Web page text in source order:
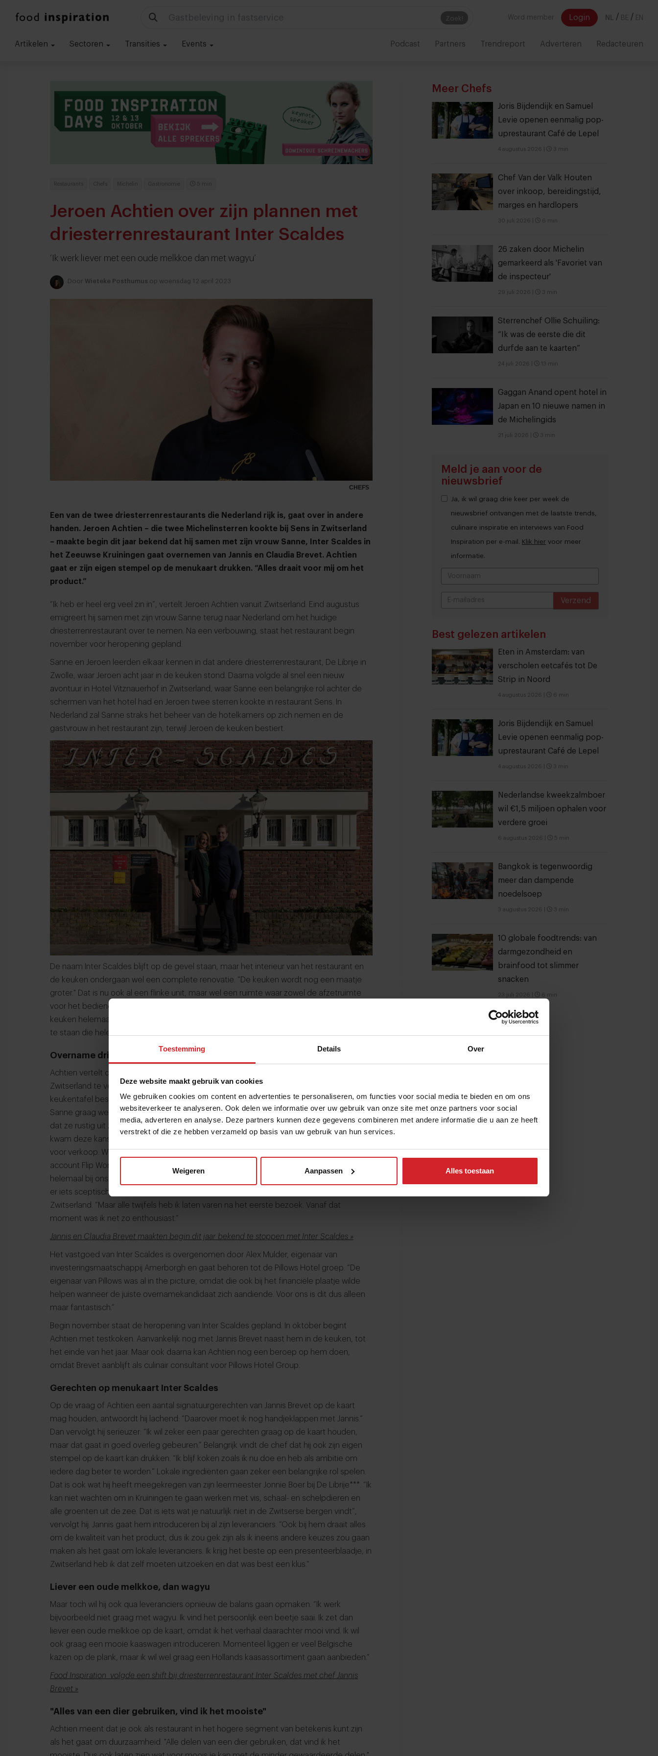
Toestemming Details Over
Deze website maakt gebruik van cookies
We gebruiken cookies om content en advertenties te personaliseren, om functies voor social media te bieden en om ons
websiteverkeer te analyseren. Ook delen we informatie over uw gebruik van onze site met onze partners voor social
media, adverteren en analyse. Deze partners kunnen deze gegevens combineren met andere informatie die u aan ze heeft
verstrekt of die ze hebben verzameld op basis van uw gebruik van hun services.
Weigeren Aanpassen Alles toestaan
Zoek!
Technologie in foodservice Word member Login NL / BE / EN
Artikelen Sectoren Transities Events Podcast Partners Trendreport Adverteren Redacteuren
Restaurants Chefs Michelin Gastronomie 5 min
Jeroen Achtien over zijn plannen met
driesterrenrestaurant Inter Scaldes
‘Ik werk liever met een oude melkkoe dan met wagyu’
Door Wieteke Posthumus op woensdag 12 april 2023
CHEFS
Een van de twee driesterrenrestaurants die Nederland rijk is, gaat over in andere
handen. Jeroen Achtien – die twee Michelinsterren kookte bij Sens in Zwitserland
– maakte begin dit jaar bekend dat hij samen met zijn vrouw Sanne, Inter Scaldes in
het Zeeuwse Kruiningen gaat overnemen van Jannis en Claudia Brevet. Achtien
gaat er zijn eigen stempel op de menukaart drukken. “Alles draait voor mij om het
product.”
“Ik heb er heel erg veel zin in”, vertelt Jeroen Achtien vanuit Zwitserland. Eind augustus
emigreert hij samen met zijn vrouw Sanne terug naar Nederland om het huidige
driesterrenrestaurant over te nemen. Na een verbouwing, staat het restaurant begin
november voor heropening gepland.
Sanne en Jeroen leerden elkaar kennen in dat andere driesterrenrestaurant, De Librije in
Zwolle, waar Jeroen acht jaar in de keuken stond. Daarna volgde al snel een nieuw
avontuur in Hotel Vitznauerhof in Zwitserland, waar Sanne een belangrijke rol achter de
schermen van het hotel had en Jeroen twee sterren kookte in restaurant Sens. In
Nederland zal Sanne straks het beheer van de hotelkamers op zich nemen en de
gastvrouw in het restaurant zijn, terwijl Jeroen de keuken bestiert.
De naam Inter Scaldes blijft op de gevel staan, maar het interieur van het restaurant en
de keuken ondergaan wel een complete renovatie. “De keuken wordt nog een maatje
groter." Dat is nu ook al een flinke unit, maar wel een ruimte waar zowel de afzetruimte
voor het bedienend personeel en de spoelruimte in zijn opgenomen. “Ik heb de nieuwe
keuken helemaal zelf ingetekend. Fantastisch natuurlijk dat ik straks in een keuken kom
te staan die helemaal naar wens is.”
Overname driesterrenrestaurant Inter Scaldes
Achtien vertelt dat Inter Scaldes bij toeval op hun pad kwam. “Het was niet ons doel om
Zwitserland te verlaten. We hebben het hier naar ons zin.” Wel was al eens aan de
keukentafel besproken om binnen een aantal jaar terug te gaan naar Nederland, omdat
Sanne graag weer dichter bij vrienden en familie wilde wonen. Daarop werd afgesproken
dat ze rustig uit zouden kijken naar een nieuwe uitdaging in Nederland. Heel kort daarna
kwam deze kans op hun pad. "We wisten niet dat Jannis en Claudia Brevet open stonden
voor verkoop. Wij hoorden het van Flip.” (Flip Dejaeghere, bekend van zijn Instagram-
account Flip World Foodie, red.) “We kennen elkaar goed en hij vond dit restaurant
helemaal bij ons passen.” Sanne’s eerste reactie? “Dit moeten we doen.” De chef stond
er iets sceptisch tegenover – ze hadden immers ook zoveel moois opgebouwd in
Zwitserland. “Maar alle twijfels heb ik laten varen na het eerste bezoek. Vanaf dat
moment was ik net zo enthousiast.”
Jannis en Claudia Brevet maakten begin dit jaar bekend te stoppen met Inter Scaldes »
Het vastgoed van Inter Scaldes is overgenomen door Alex Mulder, eigenaar van
investeringsmaatschappij Amerborgh en gaat behoren tot de Pillows Hotel groep. “De
eigenaar van Pillows was al in the picture, omdat die ook bij het financiële plaatje wilde
helpen wanneer de juiste overnamekandidaat zich aandiende. Voor ons is dit dus alleen
maar fantastisch.”
Begin november staat de heropening van Inter Scaldes gepland. In oktober begint
Achtien met testkoken. Aanvankelijk nog met Jannis Brevet naast hem in de keuken, tot
het einde van het jaar. Maar ook daarna kan Achtien nog een beroep op hem doen,
omdat Brevet aanblijft als culinair consultant voor Pillows Hotel Group.
Gerechten op menukaart Inter Scaldes
Op de vraag of Achtien een aantal signatuurgerechten van Jannis Brevet op de kaart
mag houden, antwoordt hij lachend: “Daarover moet ik nog handjeklappen met Jannis.”
Dan vervolgt hij serieuzer: “Ik wil zeker een paar gerechten graag op de kaart houden,
maar dat gaat in goed overleg gebeuren.” Belangrijk vindt de chef dat hij ook zijn eigen
stempel op de kaart kan drukken. “Ik blijf koken zoals ik nu doe en heb als ambitie om
iedere dag beter te worden.” Lokale ingrediënten gaan zeker een belangrijke rol spelen.
Dat is ook wat hij heeft meegekregen van zijn leermeester Jonnie Boer bij De Librije***. “Ik
kan niet wachten om in Kruiningen te gaan werken met vis, schaal- en schelpdieren en
alle groenten uit de zee. Dat is iets wat je natuurlijk niet in de Zwitserse bergen vindt”,
vervolgt hij. Jannis gaat hem introduceren bij al zijn leveranciers. “Ook bij hem draait alles
om de kwaliteit van het product, dus ik zou gek zijn als ik ineens andere keuzes zou gaan
maken als het gaat om lokale leveranciers. Ik krijg het beste op een presenteerblaadje, in
Zwitserland heb ik dat zelf moeten uitzoeken en dat was best een klus.”
Liever een oude melkkoe, dan wagyu
Maar toch wil hij ook qua leveranciers opnieuw de balans gaan opmaken. “Ik werk
bijvoorbeeld niet graag met wagyu. Ik vind het persoonlijk een beetje saai. Ik zet dan
liever een oude melkkoe op de kaart, omdat ik het verhaal daarachter mooi vind. Ik wil
ook graag een mooie kaaswagen introduceren. Momenteel liggen er veel Belgische
kazen op de plank, maar ik wil wel graag een Hollands kaasassortiment gaan aanbieden.”
Food Inspiration volgde een shift bij driesterrenrestaurant Inter Scaldes met chef Jannis
Brevet »
"Alles van een dier gebruiken, vind ik het mooiste"
Achtien meent dat je ook als restaurant in het hogere segment van betekenis kunt zijn
als het gaat om duurzaamheid. "Alle delen van een dier gebruiken, dat vind ik het
Meer Chefs
Joris Bijdendijk en Samuel
Levie openen eenmalig pop-
uprestaurant Café de Lepel
4 augustus 2026 3 min
Chef Van der Valk Houten
over inkoop, bereidingstijd,
marges en hardlopers
30 juli 2026 6 min
26 zaken door Michelin
gemarkeerd als 'Favoriet van
de inspecteur'
29 juli 2026 3 min
Sterrenchef Ollie Schuiling:
“Ik was de eerste die dit
durfde aan te kaarten”
24 juli 2026 13 min
Gaggan Anand opent hotel in
Japan en 10 nieuwe namen in
de Michelingids
21 juli 2026 3 min
Meld je aan voor de
nieuwsbrief
Ja, ik wil graag drie keer per week de
nieuwsbrief ontvangen met de laatste trends,
culinaire inspiratie en interviews van Food
Inspiration per e-mail. Klik hier voor meer
informatie.
Verzend
Best gelezen artikelen
Eten in Amsterdam: van
verscholen eetcafés tot De
Strip in Noord
4 augustus 2026 6 min
Joris Bijdendijk en Samuel
Levie openen eenmalig pop-
uprestaurant Café de Lepel
4 augustus 2026 3 min
Nederlandse kweekzalmboer
wil €1,5 miljoen ophalen voor
verdere groei
6 augustus 2026 5 min
Bangkok is tegenwoordig
meer dan dampende
noedelsoep
3 augustus 2026 3 min
10 globale foodtrends: van
darmgezondheid en
brainfood tot slimmer
snacken
23 juli 2026 6 min